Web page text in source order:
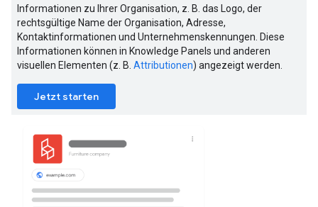
Informationen zu Ihrer Organisation, z. B. das Logo, der
rechtsgültige Name der Organisation, Adresse,
Kontaktinformationen und Unternehmenskennungen. Diese
Informationen können in Knowledge Panels und anderen
visuellen Elementen (z. B. Attributionen) angezeigt werden.
Jetzt starten